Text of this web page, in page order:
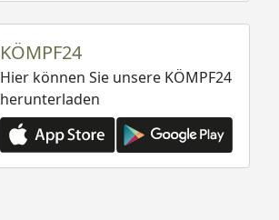
KÖMPF24
Hier können Sie unsere KÖMPF24
herunterladen